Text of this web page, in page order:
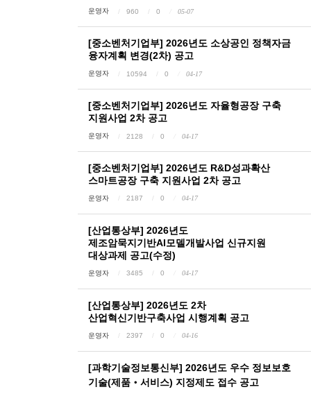
운영자 960 0 05-07
[중소벤처기업부] 2026년도 소상공인 정책자금
융자계획 변경(2차) 공고
운영자 10594 0 04-17
[중소벤처기업부] 2026년도 자율형공장 구축
지원사업 2차 공고
운영자 2128 0 04-17
[중소벤처기업부] 2026년도 R&D성과확산
스마트공장 구축 지원사업 2차 공고
운영자 2187 0 04-17
[산업통상부] 2026년도
제조암묵지기반AI모델개발사업 신규지원
대상과제 공고(수정)
운영자 3485 0 04-17
[산업통상부] 2026년도 2차
산업혁신기반구축사업 시행계획 공고
운영자 2397 0 04-16
[과학기술정보통신부] 2026년도 우수 정보보호
기술(제품‧서비스) 지정제도 접수 공고